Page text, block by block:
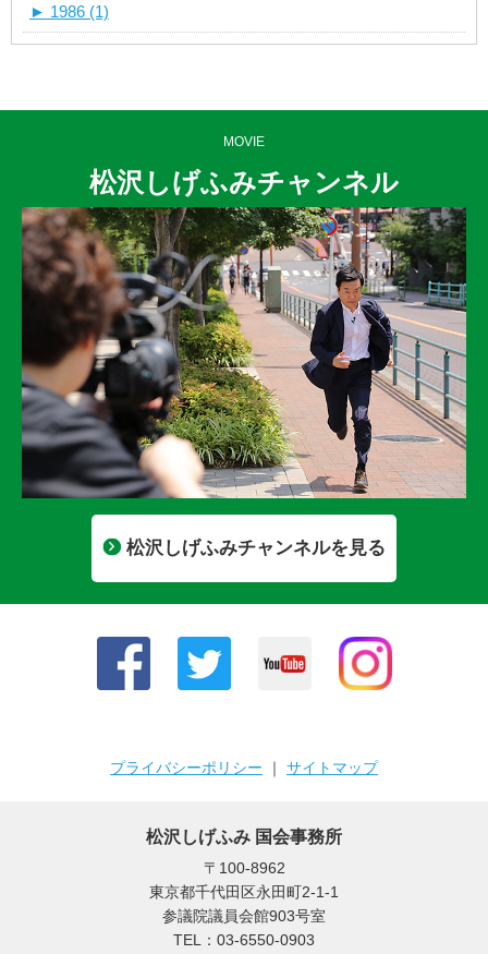
► 1986 (1)
MOVIE
松沢しげふみチャンネル
松沢しげふみチャンネルを見る
プライバシーポリシー ｜ サイトマップ
松沢しげふみ 国会事務所
〒100-8962
東京都千代田区永田町2-1-1
参議院議員会館903号室
TEL：03-6550-0903